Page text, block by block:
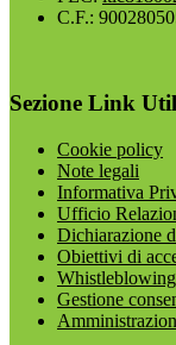
C.F.:
Sezione Link
Cookie policy
Note legali
Informativa
Ufficio
Dichiarazione
Obiettivi di
Whistleblowing
Gestione